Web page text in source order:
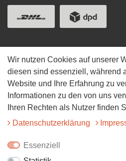
73117
07161-
Wir nutzen Cookies auf unserer
diesen sind essenziell, während
Website und Ihre Erfahrung zu
Informationen zu den von uns
Ihren Rechten als Nutzer finden
Daten­schutz­erklärung
Essenziell